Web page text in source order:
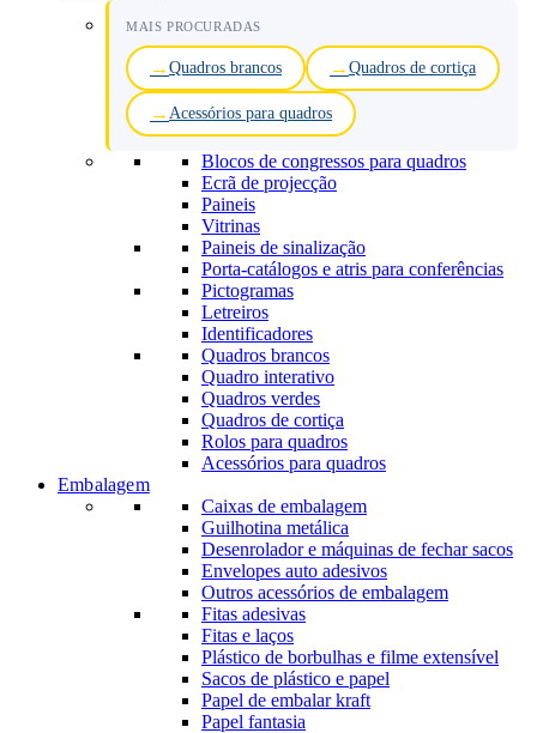
MAIS PROCURADAS
Quadros brancos Quadros de cortiça
Acessórios para quadros
Blocos de congressos para quadros
Ecrã de projecção
Paineis
Vitrinas
Paineis de sinalização
Porta-catálogos e atris para conferências
Pictogramas
Letreiros
Identificadores
Quadros brancos
Quadro interativo
Quadros verdes
Quadros de cortiça
Rolos para quadros
Acessórios para quadros
Embalagem
Caixas de embalagem
Guilhotina metálica
Desenrolador e máquinas de fechar sacos
Envelopes auto adesivos
Outros acessórios de embalagem
Fitas adesivas
Fitas e laços
Plástico de borbulhas e filme extensível
Sacos de plástico e papel
Papel de embalar kraft
Papel fantasia